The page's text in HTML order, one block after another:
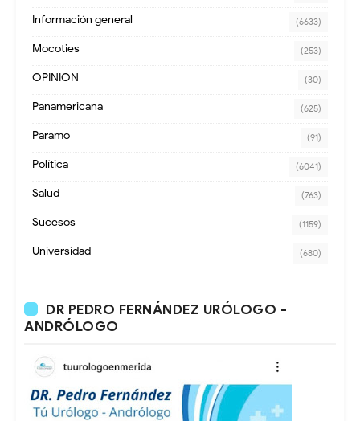
Información general (6633)
Mocoties (253)
OPINION (30)
Panamericana (625)
Paramo (91)
Política (6041)
Salud (763)
Sucesos (1159)
Universidad (680)
DR PEDRO FERNÁNDEZ URÓLOGO -
ANDRÓLOGO